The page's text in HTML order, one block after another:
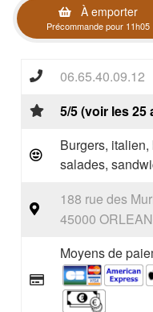
À emporter
Précommande pour 11h05
06.65.40.09.12
5/5 (voir les 25
Burgers,
salades,
188 rue des
45000
Moyens de